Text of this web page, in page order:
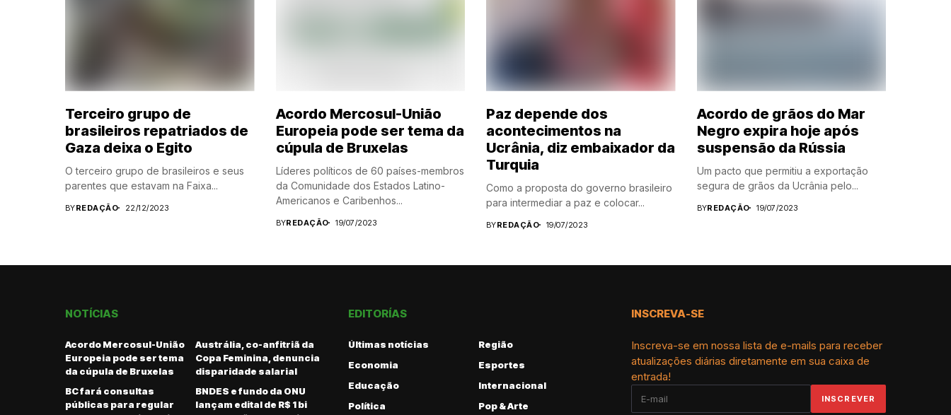
Terceiro grupo de
brasileiros repatriados de
Gaza deixa o Egito
O terceiro grupo de brasileiros e seus
parentes que estavam na Faixa...
BYREDAÇÃO 22/12/2023
Acordo Mercosul-União
Europeia pode ser tema da
cúpula de Bruxelas
Líderes políticos de 60 países-membros
da Comunidade dos Estados Latino-
Americanos e Caribenhos...
BYREDAÇÃO 19/07/2023
Paz depende dos
acontecimentos na
Ucrânia, diz embaixador da
Turquia
Como a proposta do governo brasileiro
para intermediar a paz e colocar...
BYREDAÇÃO 19/07/2023
Acordo de grãos do Mar
Negro expira hoje após
suspensão da Rússia
Um pacto que permitiu a exportação
segura de grãos da Ucrânia pelo...
BYREDAÇÃO 19/07/2023
NOTÍCIAS
Acordo Mercosul-União
Europeia pode ser tema
da cúpula de Bruxelas
Austrália, co-anfitriã da
Copa Feminina, denuncia
disparidade salarial
BC fará consultas
públicas para regular
BNDES e fundo da ONU
lançam edital de R$ 1 bi
EDITORÍAS
Últimas notícias
Região
Economia
Esportes
Educação
Internacional
Política
Pop & Arte
INSCREVA-SE
Inscreva-se em nossa lista de e-mails para receber
atualizações diárias diretamente em sua caixa de
entrada!